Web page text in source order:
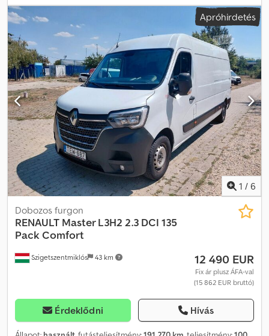
440 LE euro 6 teherautó Automata váltó Klíma, elektromos
ablakok, rádió IMER LT 130H 12m3 betonkeverő felépítmény Ekos
hidraulikus fedél, teleszkópos csúszda Megengedett össztömeg:
40.000 kg Gyártási év: 2019 Chjdpfx Afsy Ib Dgsvoa Kilométeróra
állása: 129.025 km Első forgalomba helyezés: 2019.03.19
Apróhirdetés
1 / 6
Szigetszentmiklós 43 km
Dobozos furgon
RENAULT Master L3H2 2.3 DCI 135
Pack Comfort
12 490 EUR
Fix ár plusz ÁFA-val
(15 862 EUR bruttó)
Érdeklődni Hívás